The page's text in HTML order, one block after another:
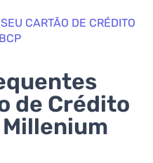
CARTÃO DE CRÉDITO
de Crédito